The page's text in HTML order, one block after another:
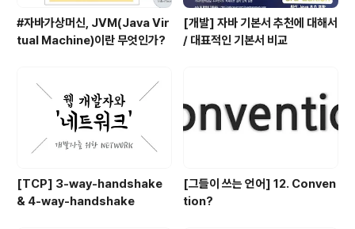
#자바가상머신, JVM(Java Vir
tual Machine)이란 무엇인가?
[개발] 자바 기본서 추천에 대해서
/ 대표적인 기본서 비교
[TCP] 3-way-handshake
& 4-way-handshake
[그들이 쓰는 언어] 12. Conven
tion?